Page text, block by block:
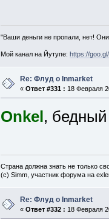
"Ваши деньги не пропали, нет!
Мой канал на Йутупе: https://
Re: Флуд о Inmarket
« Ответ #331 : 18 Февраля
Onkel,
Страна должна знать не только
(c) Simm, участник форума на
Re: Флуд о Inmarket
« Ответ #332 : 18 Февраля